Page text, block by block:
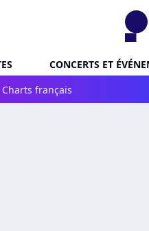
CONCERTS ET
Charts français